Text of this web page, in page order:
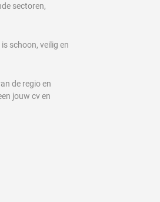
sectoren,
schoon, veilig en
de regio en
jouw cv en